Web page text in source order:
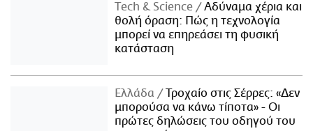
Τech & Science
Αδύναμα χέρια και
θολή όραση: Πώς η τεχνολογία
μπορεί να επηρεάσει τη φυσική
κατάσταση
Ελλάδα
Τροχαίο στις Σέρρες: «Δεν
μπορούσα να κάνω τίποτα» - Οι
πρώτες δηλώσεις του οδηγού του